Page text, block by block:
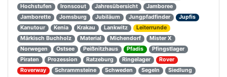
Hochstufen
Ironscout Jahresübersicht
Jamboree
Jamborette
Jomsburg Jubiläum Jungpfadfinder
Jupfis
Kanutour
Kenia Krakau Lankwitz
Leiterrunde
Märkisch Buchholz
Material Michendorf
Mister X
Norwegen
Ostsee Peißnitzhaus Pfadis
Pfingstlager
Piraten
Prozession Ratzeburg Ringelager
Rover
Roverway
Schrammsteine Schweden Segeln
Siedlung